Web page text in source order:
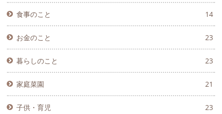
食事のこと 14
お金のこと 23
暮らしのこと 23
家庭菜園 21
子供・育児 23